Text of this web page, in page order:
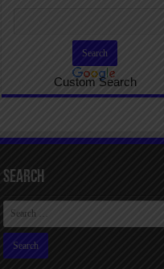
Custom Search
Search